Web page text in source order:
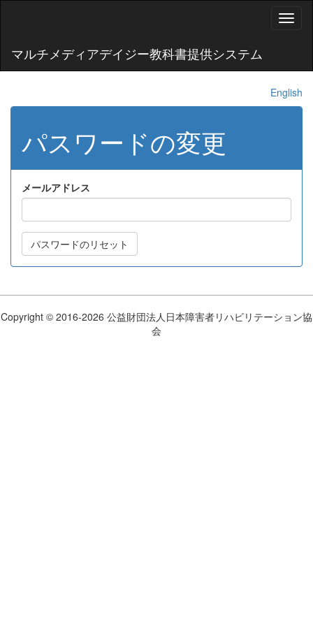
マルチメディアデイジー教科書提供システム
English
パスワードの変更
メールアドレス
Copyright © 2016-2026 公益財団法人日本障害者リハビリテーション協
会